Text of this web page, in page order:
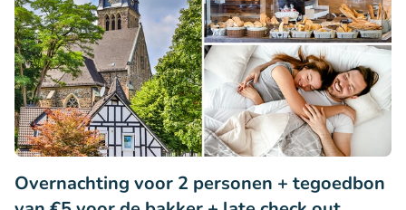
Overnachting voor 2 personen + tegoedbon